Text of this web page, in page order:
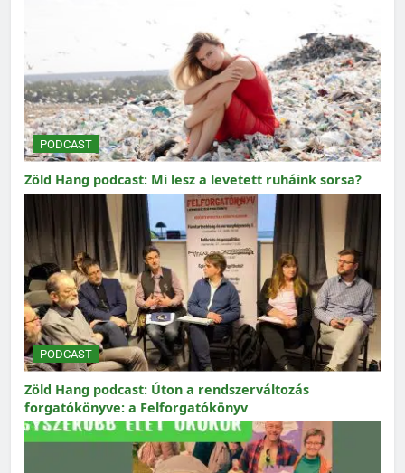
PODCAST
Zöld Hang podcast: Mi lesz a levetett ruháink sorsa?
PODCAST
Zöld Hang podcast: Úton a rendszerváltozás
forgatókönyve: a Felforgatókönyv